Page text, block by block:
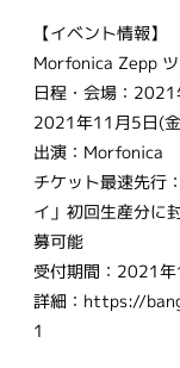
【イベント情報】
Morfonica Zepp
日程・会場：
2021年11月5日(
出演：Morfonica
チケット最速先行
イ」初回生産分に
募可能
受付期間：2021
詳細：https://
1